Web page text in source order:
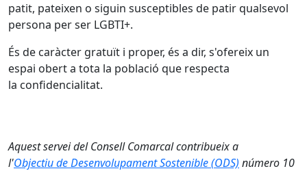
patit, pateixen o siguin susceptibles de patir qualsevol
persona per ser LGBTI+.
És de caràcter gratuït i proper, és a dir, s'ofereix un
espai obert a tota la població que respecta
la confidencialitat.
Aquest servei del Consell Comarcal contribueix a
l'Objectiu de Desenvolupament Sostenible (ODS) número 10